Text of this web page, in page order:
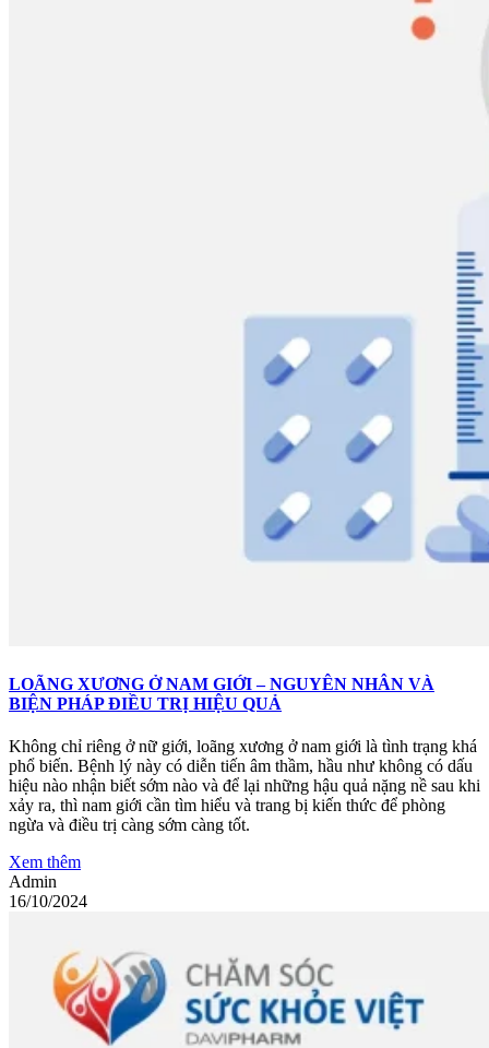
LOÃNG XƯƠNG Ở NAM GIỚI – NGUYÊN NHÂN VÀ
BIỆN PHÁP ĐIỀU TRỊ HIỆU QUẢ
Không chỉ riêng ở nữ giới, loãng xương ở nam giới là tình trạng khá
phổ biến. Bệnh lý này có diễn tiến âm thầm, hầu như không có dấu
hiệu nào nhận biết sớm nào và để lại những hậu quả nặng nề sau khi
xảy ra, thì nam giới cần tìm hiểu và trang bị kiến thức để phòng
ngừa và điều trị càng sớm càng tốt.
Xem thêm
Admin
16/10/2024